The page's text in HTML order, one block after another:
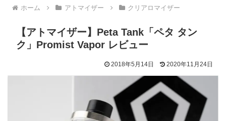
ホーム アトマイザー クリアロマイザー
【アトマイザー】Peta Tank「ペタ タン
ク」Promist Vapor レビュー
2018年5月14日 2020年11月24日